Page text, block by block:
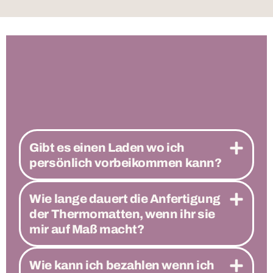
Gibt es einen Laden wo ich
persönlich vorbeikommen kann?
Wie lange dauert die Anfertigung
der Thermomatten, wenn ihr sie
mir auf Maß macht?
Wie kann ich bezahlen wenn ich